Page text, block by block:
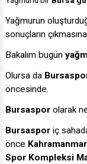
Yağmurun
sonuçların
Bakalım bugün
Olursa da
öncesinde.
Bursaspor olarak
Bursaspor iç
önce
Spor Kompleksi